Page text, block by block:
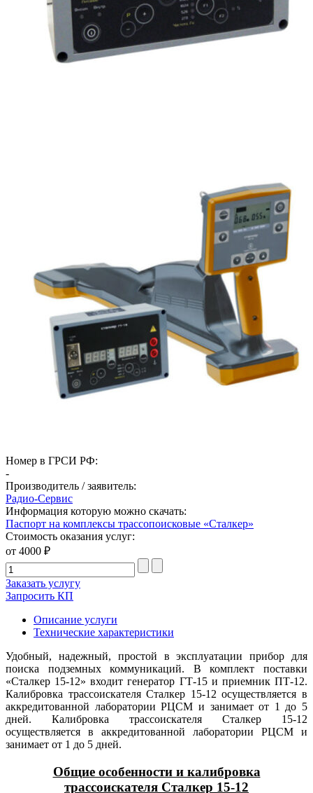
Номер в ГРСИ РФ:
-
Производитель / заявитель:
Радио-Сервис
Информация которую можно скачать:
Паспорт на комплексы трассопоисковые «Сталкер»
Стоимость оказания услуг:
от 4000 ₽
Заказать услугу
Запросить КП
Описание услуги
Технические характеристики
Удобный, надежный, простой в эксплуатации прибор для
поиска подземных коммуникаций. В комплект поставки
«Сталкер 15-12» входит генератор ГТ-15 и приемник ПТ-12.
Калибровка трассоискателя Сталкер 15-12 осуществляется в
аккредитованной лаборатории РЦСМ и занимает от 1 до 5
дней. Калибровка трассоискателя Сталкер 15-12
осуществляется в аккредитованной лаборатории РЦСМ и
занимает от 1 до 5 дней.
Общие особенности и калибровка
трассоискателя Сталкер 15-12